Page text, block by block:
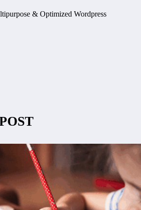
& Optimized Wordpress